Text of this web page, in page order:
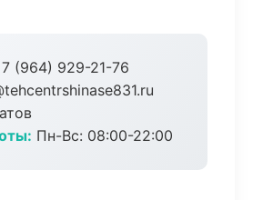
(964) 929-21-76
Пн-Вс: 08:00-22:00